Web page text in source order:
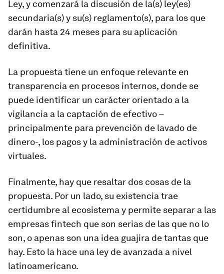
Ley, y comenzará la discusión de la(s) ley(es)
secundaria(s) y su(s) reglamento(s), para los que
darán hasta 24 meses para su aplicación
definitiva.
La propuesta tiene un enfoque relevante en
transparencia en procesos internos, donde se
puede identificar un carácter orientado a la
vigilancia a la captación de efectivo –
principalmente para prevención de lavado de
dinero-, los pagos y la administración de activos
virtuales.
Finalmente, hay que resaltar dos cosas de la
propuesta. Por un lado, su existencia trae
certidumbre al ecosistema y permite separar a las
empresas fintech que son serias de las que no lo
son, o apenas son una idea guajira de tantas que
hay. Esto la hace una ley de avanzada a nivel
latinoamericano.